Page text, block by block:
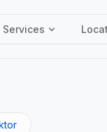
Services